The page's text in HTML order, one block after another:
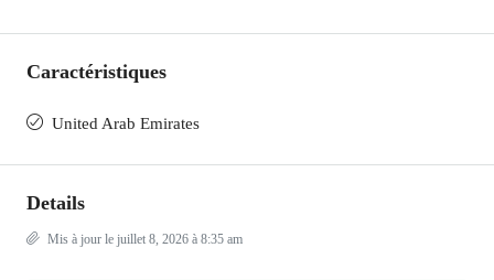
Caractéristiques
United Arab Emirates
Details
Mis à jour le juillet 8, 2026 à 8:35 am